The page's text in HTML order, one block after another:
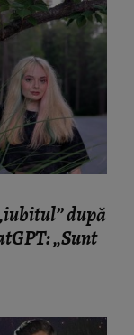
după
„Sunt